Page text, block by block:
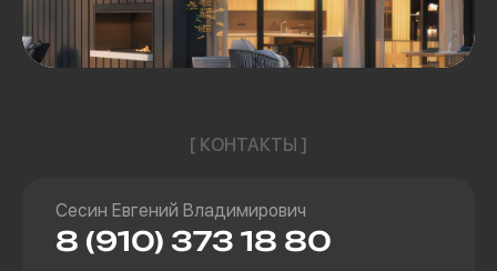
[ КОНТАКТЫ ]
Сесин Евгений Владимирович
8 (910) 373 18 80